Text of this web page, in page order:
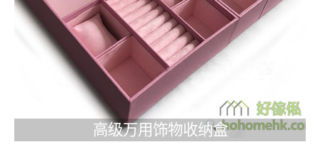
高级万用饰物收纳盒